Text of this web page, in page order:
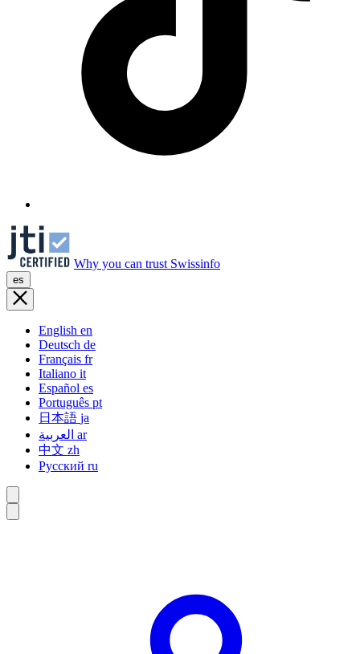
Why you can trust Swissinfo
es
English en
Deutsch de
Français fr
Italiano it
Español es
Português pt
日本語 ja
ar
中文 zh
Русский ru